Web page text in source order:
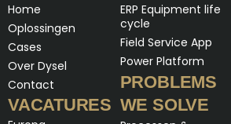
Home
Oplossingen
Cases
Over Dysel
Contact
VACATURES
ERP Equipment life
cycle
Field Service App
Power Platform
PROBLEMS
WE SOLVE